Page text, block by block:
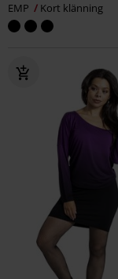
EMP
Kort klänning